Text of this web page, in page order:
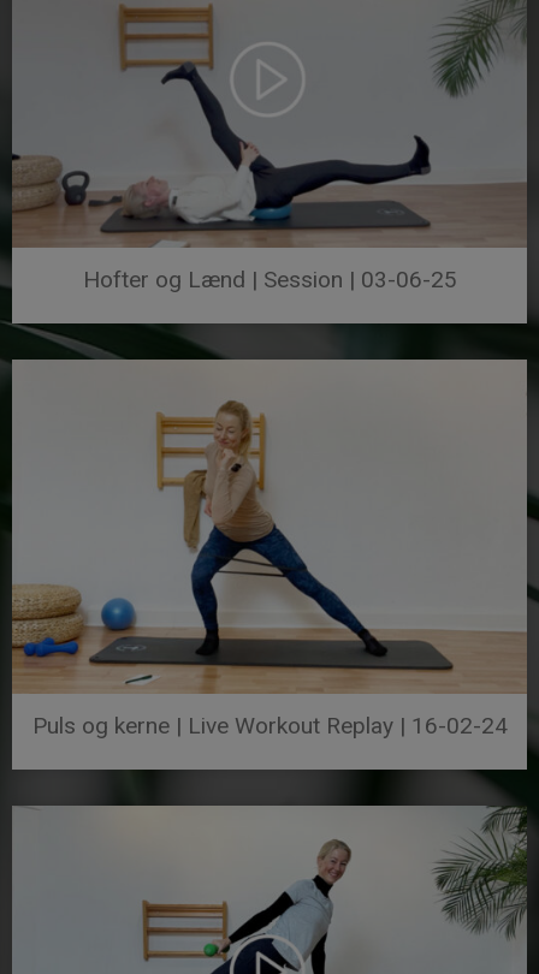
Hofter og Lænd | Session | 03-06-25
Puls og kerne | Live Workout Replay | 16-02-24